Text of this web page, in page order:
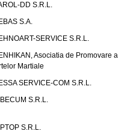
DD S.R.L.
S.A.
SERVICE S.R.L.
Asociatia de Promovare a
Martiale
SERVICE-COM S.R.L.
S.R.L.
S.R.L.